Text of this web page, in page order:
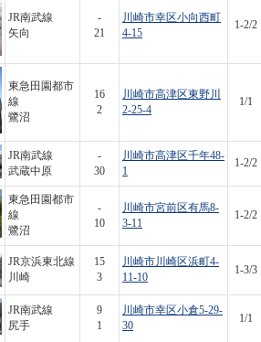
JR南武線
矢向
-
21
川崎市幸区小向西町
4-15
1-2/2
東急田園都市
線
鷺沼
16
2
川崎市高津区東野川
2-25-4
1/1
JR南武線
武蔵中原
-
30
川崎市高津区千年48-
1
1-2/2
東急田園都市
線
鷺沼
-
10
川崎市宮前区有馬8-
3-11
1-2/2
JR京浜東北線
川崎
15
3
川崎市川崎区浜町4-
11-10
1-3/3
JR南武線
尻手
9
1
川崎市幸区小倉5-29-
30
1/1